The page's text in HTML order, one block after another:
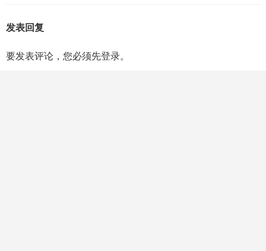
发表回复
要发表评论，您必须先登录。